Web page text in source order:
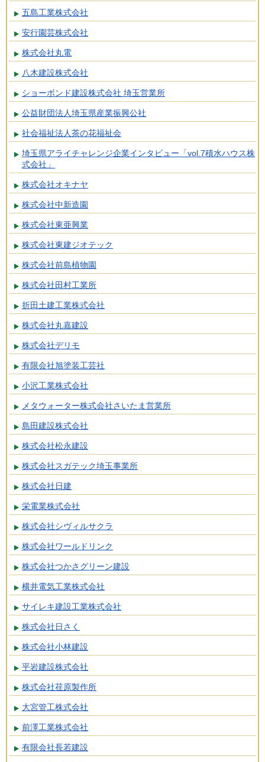
五島工業株式会社
安行園芸株式会社
株式会社丸電
八木建設株式会社
ショーボンド建設株式会社 埼玉営業所
公益財団法人埼玉県産業振興公社
社会福祉法人茶の花福祉会
埼玉県アライチャレンジ企業インタビュー「vol.7積水ハウス株
式会社」
株式会社オキナヤ
株式会社中新造園
株式会社東亜興業
株式会社東建ジオテック
株式会社前島植物園
株式会社田村工業所
折田土建工業株式会社
株式会社丸嘉建設
株式会社デリモ
有限会社旭塗装工芸社
小沢工業株式会社
メタウォーター株式会社さいたま営業所
島田建設株式会社
株式会社松永建設
株式会社スガテック埼玉事業所
株式会社日建
栄電業株式会社
株式会社シヴィルサクラ
株式会社ワールドリンク
株式会社つかさグリーン建設
横井電気工業株式会社
サイレキ建設工業株式会社
株式会社日さく
株式会社小林建設
平岩建設株式会社
株式会社荏原製作所
大宮管工株式会社
前澤工業株式会社
有限会社長若建設